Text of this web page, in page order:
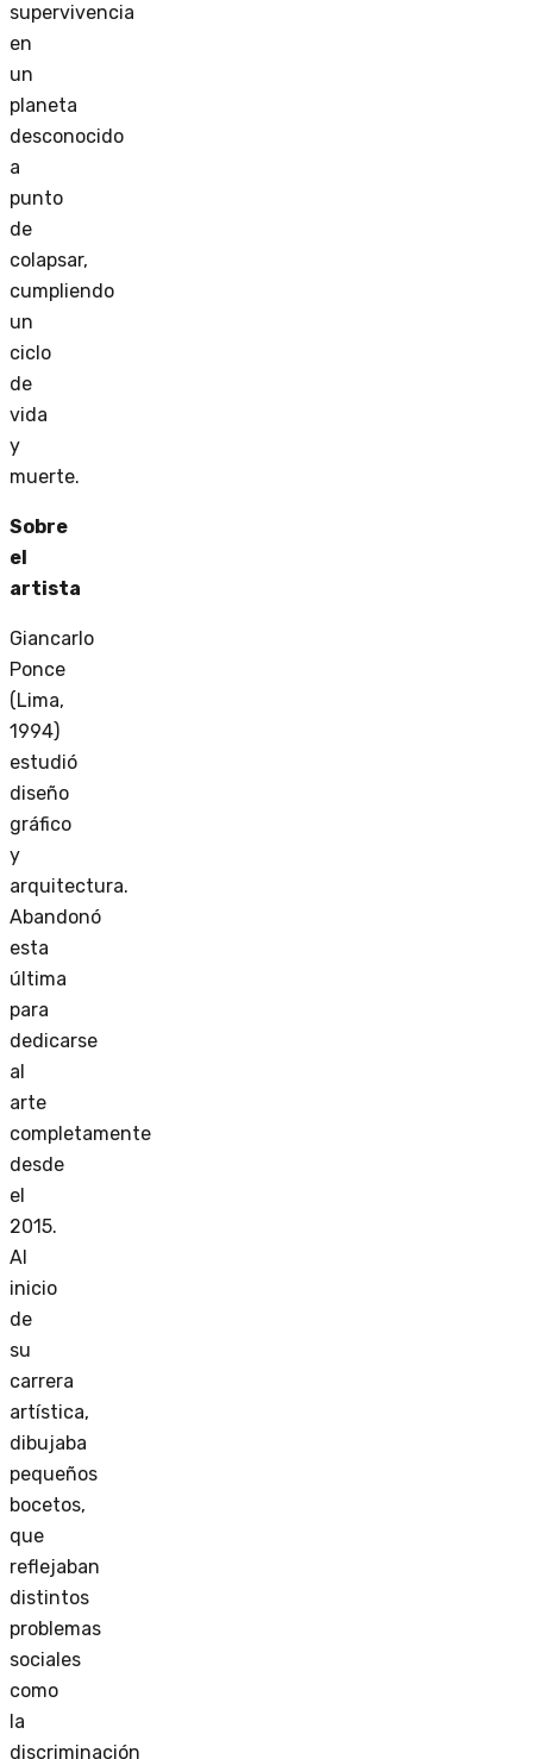
supervivencia
en
un
planeta
desconocido
a
punto
de
colapsar,
cumpliendo
un
ciclo
de
vida
y
muerte.
Sobre
el
artista
Giancarlo
Ponce
(Lima,
1994)
estudió
diseño
gráfico
y
arquitectura.
Abandonó
esta
última
para
dedicarse
al
arte
completamente
desde
el
2015.
Al
inicio
de
su
carrera
artística,
dibujaba
pequeños
bocetos,
que
reflejaban
distintos
problemas
sociales
como
la
discriminación